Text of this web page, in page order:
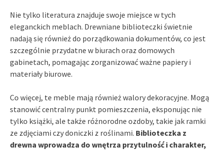
Nie tylko literatura znajduje swoje miejsce w tych
eleganckich meblach. Drewniane biblioteczki świetnie
nadają się również do porządkowania dokumentów, co jest
szczególnie przydatne w biurach oraz domowych
gabinetach, pomagając zorganizować ważne papiery i
materiały biurowe.
Co więcej, te meble mają również walory dekoracyjne. Mogą
stanowić centralny punkt pomieszczenia, eksponując nie
tylko książki, ale także różnorodne ozdoby, takie jak ramki
ze zdjęciami czy doniczki z roślinami. Biblioteczka z
drewna wprowadza do wnętrza przytulność i charakter,